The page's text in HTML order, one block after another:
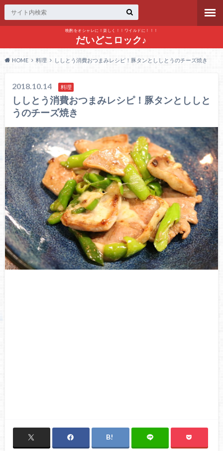
晩酌をオシャレに！楽しく！！ワイルドに！！！
だいどこロック♪
HOME 料理 ししとう消費おつまみレシピ！豚タンとししとうのチーズ焼き
2018.10.14 料理
ししとう消費おつまみレシピ！豚タンとししと
うのチーズ焼き